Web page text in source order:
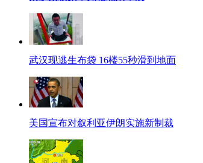
武汉现逃生布袋 16楼55秒滑到地面
美国宣布对叙利亚伊朗实施新制裁